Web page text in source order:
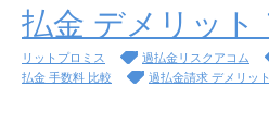
払金 デメリット
リットプロミス 過払金リスクアコム
払金 手数料 比較
過払金請求 デメリッ